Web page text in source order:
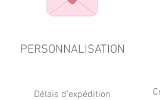
PERSONNALISATION
Délais d'expédition